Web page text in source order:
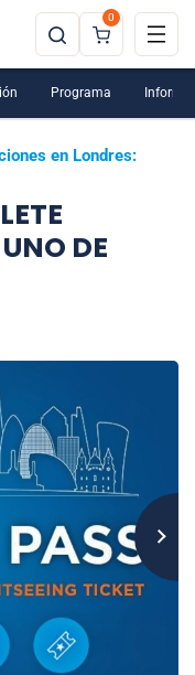
0
en Londres:
DE
Programa